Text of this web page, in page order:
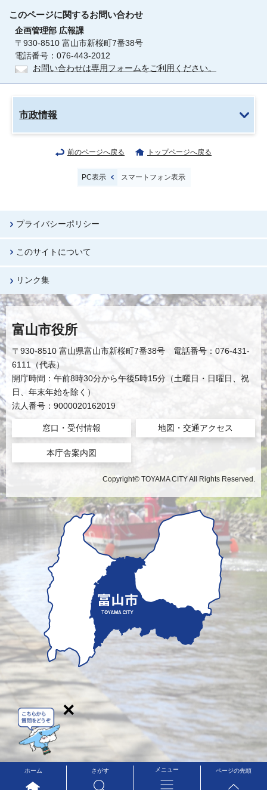
このページに関するお問い合わせ
企画管理部 広報課
〒930-8510 富山市新桜町7番38号
電話番号：076-443-2012
お問い合わせは専用フォームをご利用ください。
市政情報
前のページへ戻る トップページへ戻る
PC表示 スマートフォン表示
ホーム さがす メニュー ページの先頭
プライバシーポリシー
このサイトについて
リンク集
富山市役所
〒930-8510 富山県富山市新桜町7番38号 電話番号：076-431-
6111（代表）
開庁時間：午前8時30分から午後5時15分（土曜日・日曜日、祝
日、年末年始を除く）
法人番号：9000020162019
窓口・受付情報 地図・交通アクセス
本庁舎案内図
Copyright© TOYAMA CITY All Rights Reserved.
×